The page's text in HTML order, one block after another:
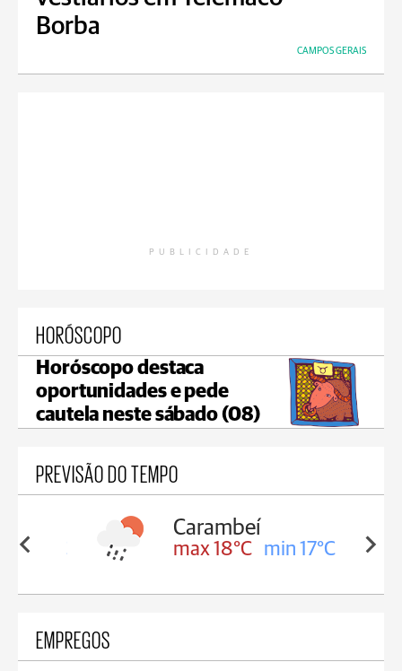
Borba
CAMPOS GERAIS
PUBLICIDADE
HORÓSCOPO
Horóscopo destaca
oportunidades e pede
cautela neste sábado (08)
PREVISÃO DO TEMPO
18°C
Carambeí
max 18°C min 17°C
EMPREGOS